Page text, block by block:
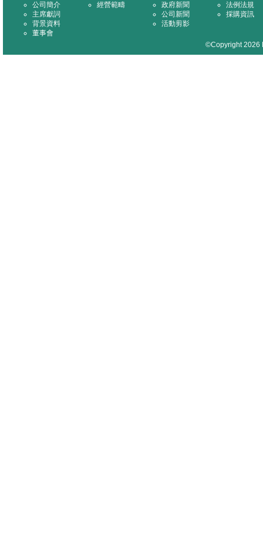
公司簡介
主席獻詞
背景資料
董事會
經營範疇
政府新聞
公司新聞
活動剪影
法例法規
採購資訊
©Copyright 2026